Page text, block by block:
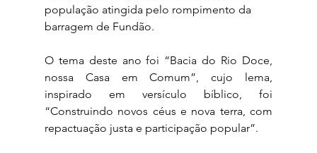
população atingida pelo rompimento da
barragem de Fundão.
O tema deste ano foi “Bacia do Rio Doce,
nossa Casa em Comum”, cujo lema,
inspirado em versículo bíblico, foi
“Construindo novos céus e nova terra, com
repactuação justa e participação popular”.